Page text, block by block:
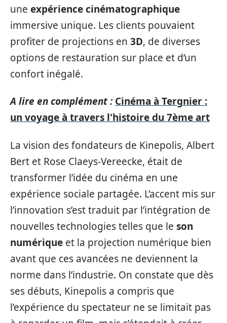
une expérience cinématographique
immersive unique. Les clients pouvaient
profiter de projections en 3D, de diverses
options de restauration sur place et d’un
confort inégalé.
A lire en complément : Cinéma à Tergnier :
un voyage à travers l'histoire du 7ème art
La vision des fondateurs de Kinepolis, Albert
Bert et Rose Claeys-Vereecke, était de
transformer l’idée du cinéma en une
expérience sociale partagée. L’accent mis sur
l’innovation s’est traduit par l’intégration de
nouvelles technologies telles que le son
numérique et la projection numérique bien
avant que ces avancées ne deviennent la
norme dans l’industrie. On constate que dès
ses débuts, Kinepolis a compris que
l’expérience du spectateur ne se limitait pas